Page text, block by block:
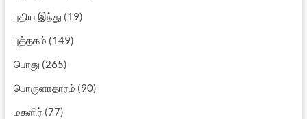
புதிய இந்து (19)
புத்தகம் (149)
பொது (265)
பொருளாதாரம் (90)
மகளிர் (77)